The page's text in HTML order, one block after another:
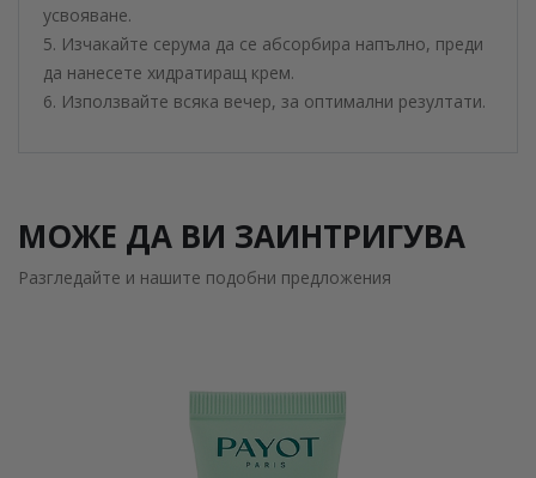
усвояване.
5. Изчакайте серума да се абсорбира напълно, преди
да нанесете хидратиращ крем.
6. Използвайте всяка вечер, за оптимални резултати.
МОЖЕ ДА ВИ ЗАИНТРИГУВА
Разгледайте и нашите подобни предложения